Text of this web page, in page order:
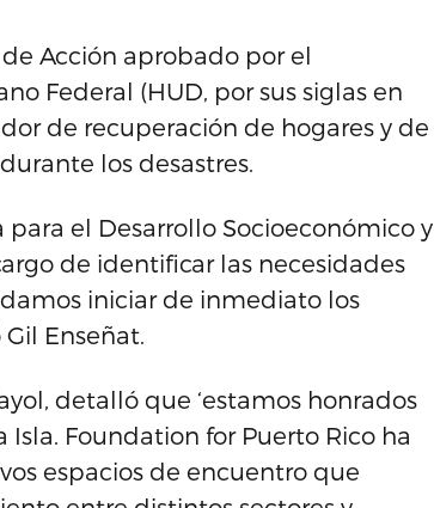
Acción aprobado por el
Federal (HUD, por sus siglas en
de recuperación de hogares y de
los desastres.
para el Desarrollo Socioeconómico y
de identificar las necesidades
iniciar de inmediato los
Enseñat.
detalló que ‘estamos honrados
Foundation for Puerto Rico ha
espacios de encuentro que